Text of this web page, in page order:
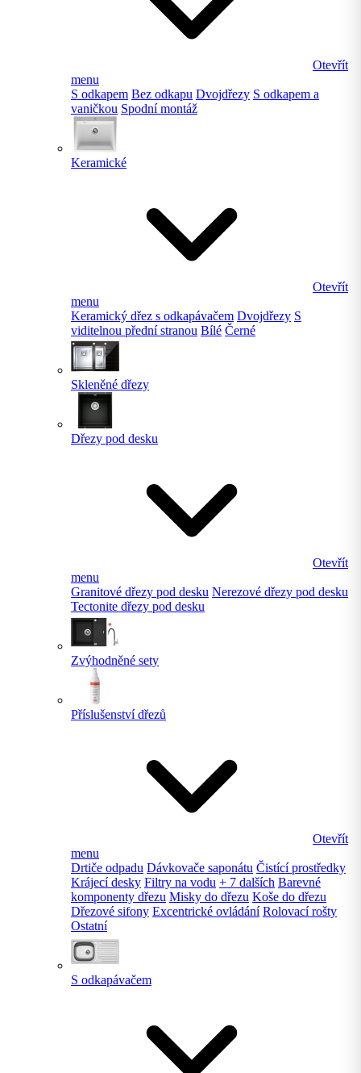
Otevřít
menu
S odkapem Bez odkapu Dvojdřezy S odkapem a
vaničkou Spodní montáž
Keramické
Otevřít
menu
Keramický dřez s odkapávačem Dvojdřezy S
viditelnou přední stranou Bílé Černé
Skleněné dřezy
Dřezy pod desku
Otevřít
menu
Granitové dřezy pod desku Nerezové dřezy pod desku
Tectonite dřezy pod desku
Zvýhodněné sety
Příslušenství dřezů
Otevřít
menu
Drtiče odpadu Dávkovače saponátu Čistící prostředky
Krájecí desky Filtry na vodu + 7 dalších Barevné
komponenty dřezu Misky do dřezu Koše do dřezu
Dřezové sifony Excentrické ovládání Rolovací rošty
Ostatní
S odkapávačem